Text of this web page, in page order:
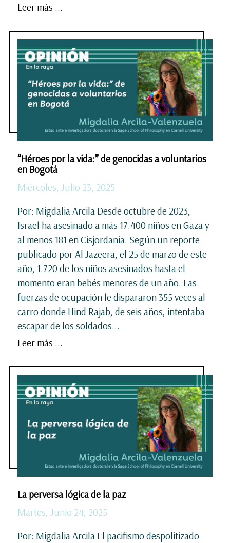
Leer más ...
“Héroes por la vida:” de genocidas a voluntarios
en Bogotá
Miércoles, Julio 23, 2025
Por: Migdalia Arcila Desde octubre de 2023,
Israel ha asesinado a más 17.400 niños en Gaza y
al menos 181 en Cisjordania. Según un reporte
publicado por Al Jazeera, el 25 de marzo de este
año, 1.720 de los niños asesinados hasta el
momento eran bebés menores de un año. Las
fuerzas de ocupación le dispararon 355 veces al
carro donde Hind Rajab, de seis años, intentaba
escapar de los soldados...
Leer más ...
La perversa lógica de la paz
Martes, Junio 24, 2025
Por: Migdalia Arcila El pacifismo despolitizado